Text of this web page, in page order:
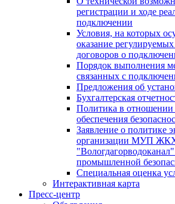
регистрации и ходе
подключении
Условия, на которых
оказание
договоров о
Порядок выполнения
связанных с
Предложения об
Бухгалтерская
Политика в отношении
обеспечения
Заявление о политике
организации МУП
промышленной
Специальная оценка
Интерактивная карта
Пресс-центр